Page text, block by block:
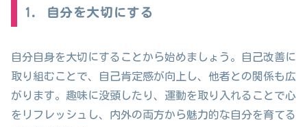
1. 自分を大切にする
自分自身を大切にすることから始めましょう。自己改善に
取り組むことで、自己肯定感が向上し、他者との関係も広
がります。趣味に没頭したり、運動を取り入れることで心
をリフレッシュし、内外の両方から魅力的な自分を育てる